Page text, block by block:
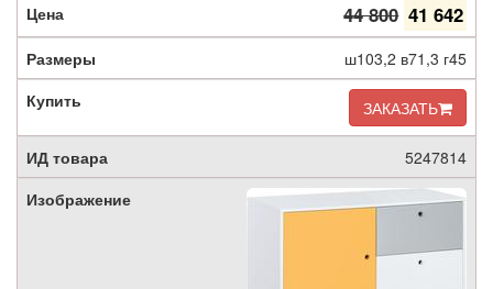
44 800 41 642
ш103,2 в71,3 г45
ЗАКАЗАТЬ
5247814